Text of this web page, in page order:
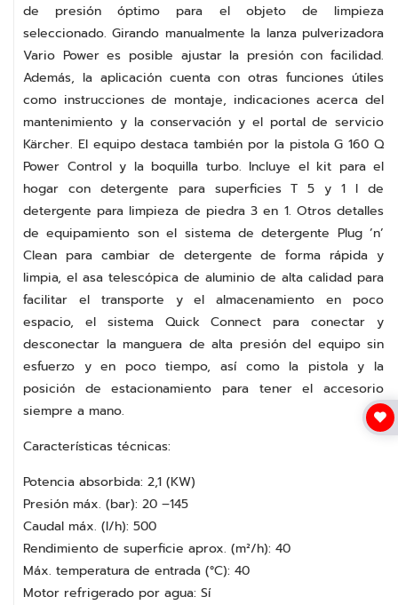
de presión óptimo para el objeto de limpieza
seleccionado. Girando manualmente la lanza pulverizadora
Vario Power es posible ajustar la presión con facilidad.
Además, la aplicación cuenta con otras funciones útiles
como instrucciones de montaje, indicaciones acerca del
mantenimiento y la conservación y el portal de servicio
Kärcher. El equipo destaca también por la pistola G 160 Q
Power Control y la boquilla turbo. Incluye el kit para el
hogar con detergente para superficies T 5 y 1 l de
detergente para limpieza de piedra 3 en 1. Otros detalles
de equipamiento son el sistema de detergente Plug ’n’
Clean para cambiar de detergente de forma rápida y
limpia, el asa telescópica de aluminio de alta calidad para
facilitar el transporte y el almacenamiento en poco
espacio, el sistema Quick Connect para conectar y
desconectar la manguera de alta presión del equipo sin
esfuerzo y en poco tiempo, así como la pistola y la
posición de estacionamiento para tener el accesorio
siempre a mano.
Características técnicas:
Potencia absorbida: 2,1 (KW)
Presión máx. (bar): 20 –145
Caudal máx. (l/h): 500
Rendimiento de superficie aprox. (m²/h): 40
Máx. temperatura de entrada (°C): 40
Motor refrigerado por agua: Sí